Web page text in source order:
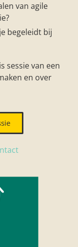
van agile
begeleidt bij
sessie van een
en over